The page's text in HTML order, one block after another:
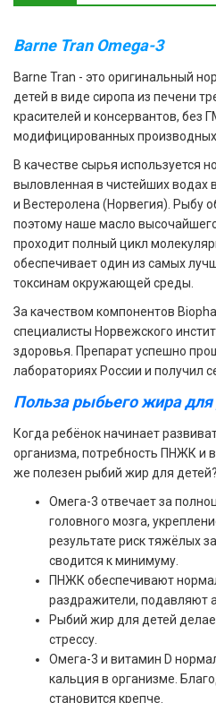
Barne Tran Omega-3
Barne Tran - это оригинальный
детей в виде сиропа из печени
красителей и консервантов, без
модифицированных производных.
В качестве сырья используется
выловленная в чистейших водах
и Вестеролена (Норвегия). Рыбу
поэтому наше масло
проходит полный цикл
обеспечивает один из самых
токсинам окружающей среды.
За качеством компонентов
специалисты Норвежского
здоровья. Препарат успешно
лабораториях России и получил
Польза рыбьего жира для
Когда ребёнок начинает
организма, потребность ПНЖК и
же полезен рыбий жир для детей?
Омега-3 отвечает за
головного мозга,
результате риск тяжёлых
сводится к минимуму.
ПНЖК обеспечивают
раздражители, подавляют
Рыбий жир для детей
стрессу.
Омега-3 и витамин D
кальция в организме.
становится крепче.